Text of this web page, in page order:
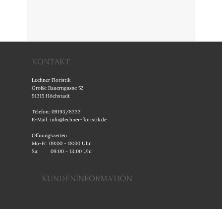
KONTAKT
Lechner Floristik
Große Bauerngasse 52
91315 Höchstadt
Telefon: 09193/8333
E-Mail: info@lechner-floristik.de
Öffnungszeiten
Mo-Fr: 09:00 - 18:00 Uhr
Sa: 09:00 - 13:00 Uhr
KUNDENINFORMATION